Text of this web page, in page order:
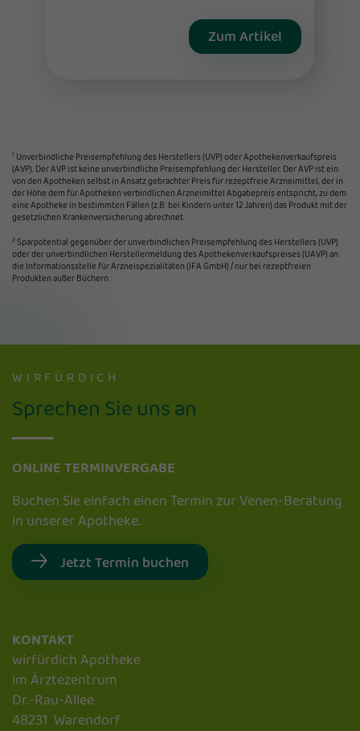
Zum Artikel
1 Unverbindliche Preisempfehlung des Herstellers (UVP) oder Apothekenverkaufspreis
(AVP). Der AVP ist keine unverbindliche Preisempfehlung der Hersteller. Der AVP ist ein
von den Apotheken selbst in Ansatz gebrachter Preis für rezeptfreie Arzneimittel, der in
der Höhe dem für Apotheken verbindlichen Arzneimittel Abgabepreis entspricht, zu dem
eine Apotheke in bestimmten Fällen (z.B. bei Kindern unter 12 Jahren) das Produkt mit der
gesetzlichen Krankenversicherung abrechnet.
2Sparpotential gegenüber der unverbindlichen Preisempfehlung des Herstellers (UVP)
oder der unverbindlichen Herstellermeldung des Apothekenverkaufspreises (UAVP) an
die Informationsstelle für Arzneispezialitäten (IFA GmbH) / nur bei rezeptfreien
Produkten außer Büchern.
WIRFÜRDICH
Sprechen Sie uns an
ONLINE TERMINVERGABE
Buchen Sie einfach einen Termin zur Venen-Beratung
in unserer Apotheke.
Jetzt Termin buchen
KONTAKT
wirfürdich Apotheke
im Ärztezentrum
Dr.-Rau-Allee
48231 Warendorf